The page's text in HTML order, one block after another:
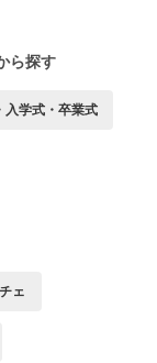
ら探す
入学式・卒業式
ェ